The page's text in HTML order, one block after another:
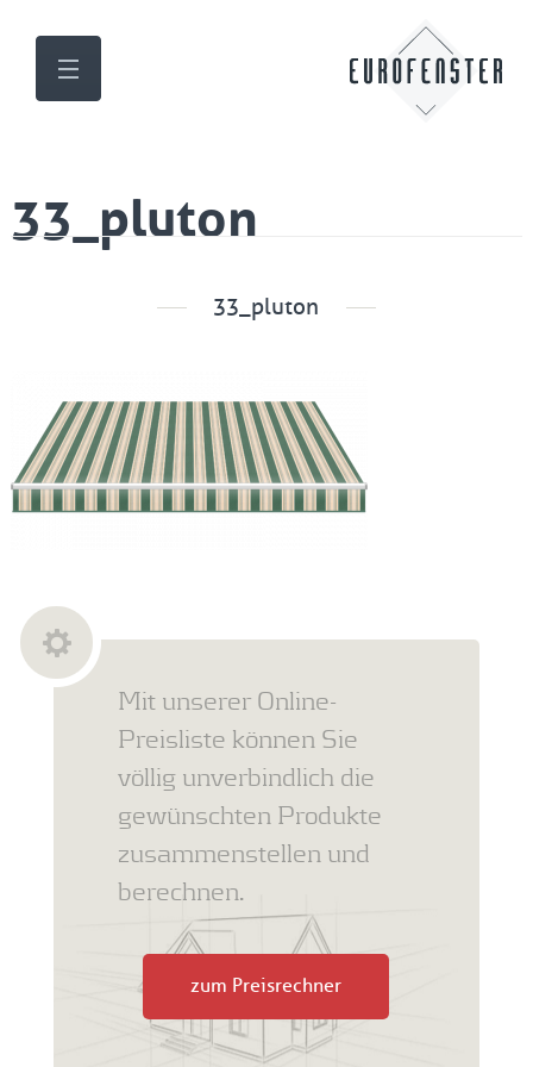
33_pluton
33_pluton
Mit unserer Online-
Preisliste können Sie
völlig unverbindlich die
gewünschten Produkte
zusammenstellen und
berechnen.
zum Preisrechner